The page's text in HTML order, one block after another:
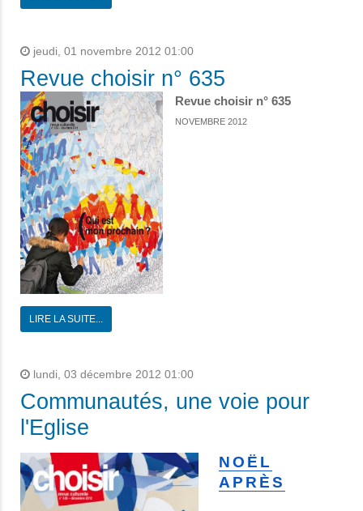
jeudi, 01 novembre 2012 01:00
Revue choisir n° 635
Revue choisir n° 635
NOVEMBRE 2012
LIRE LA SUITE...
lundi, 03 décembre 2012 01:00
Communautés, une voie pour
l'Eglise
NOËL
APRÈS